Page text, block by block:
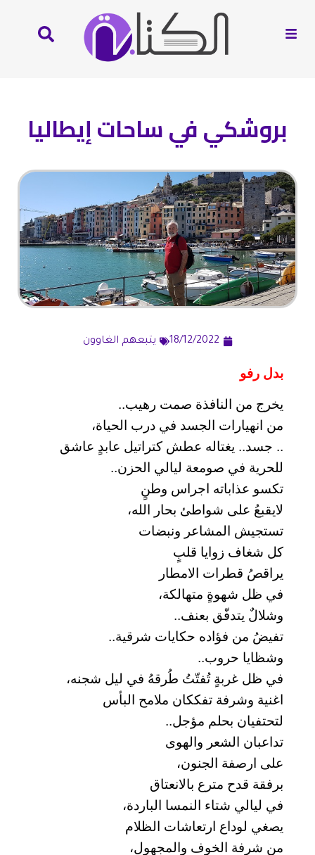
بروشكي في ساحات إيطاليا
18/12/2022 يتبعهم الغاوون
بدل رفو
يخرج من النافذة صمت رهيب..
من انهيارات الجسد في درب الحياة،
.. جسد.. يغتاله عطش كتراتيل عابدٍ عاشق
للحرية في صومعة ليالي الحزن..
تكسو عذاباته اجراس وطنٍ
لايقبعُ على شواطئ بحار الله،
تستجيش المشاعر ونبضات
كل شغاف زوايا قلبٍ
يراقصُ قطرات الامطار
في ظل شهوةٍ متهالكة،
وشلالٌ يتدفّق بعنف..
تفيضُ من فؤاده حكايات شرقية..
وشظايا حروب..
في ظل غربةٍ تُفتّتُ طُرقهُ في ليل شجنه،
اغنية وشرفة تفككان ملامح البأس
لتحتفيان بحلم مؤجل..
تداعبان الشعر والهوى
على ارصفة الجنون،
برفقة قدح مترع بالانعتاق
في ليالي شتاء النمسا الباردة،
يصغي لوداع ارتعاشات الظلام
من شرفة الخوف والمجهول،